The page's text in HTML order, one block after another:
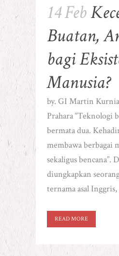
14 Feb
Buatan,
bagi
Manusia?
by. GI Martin
Prahara “Teknologi
bermata dua.
membawa berbagai
sekaligus bencana”.
diungkapkan
ternama asal
READ MORE